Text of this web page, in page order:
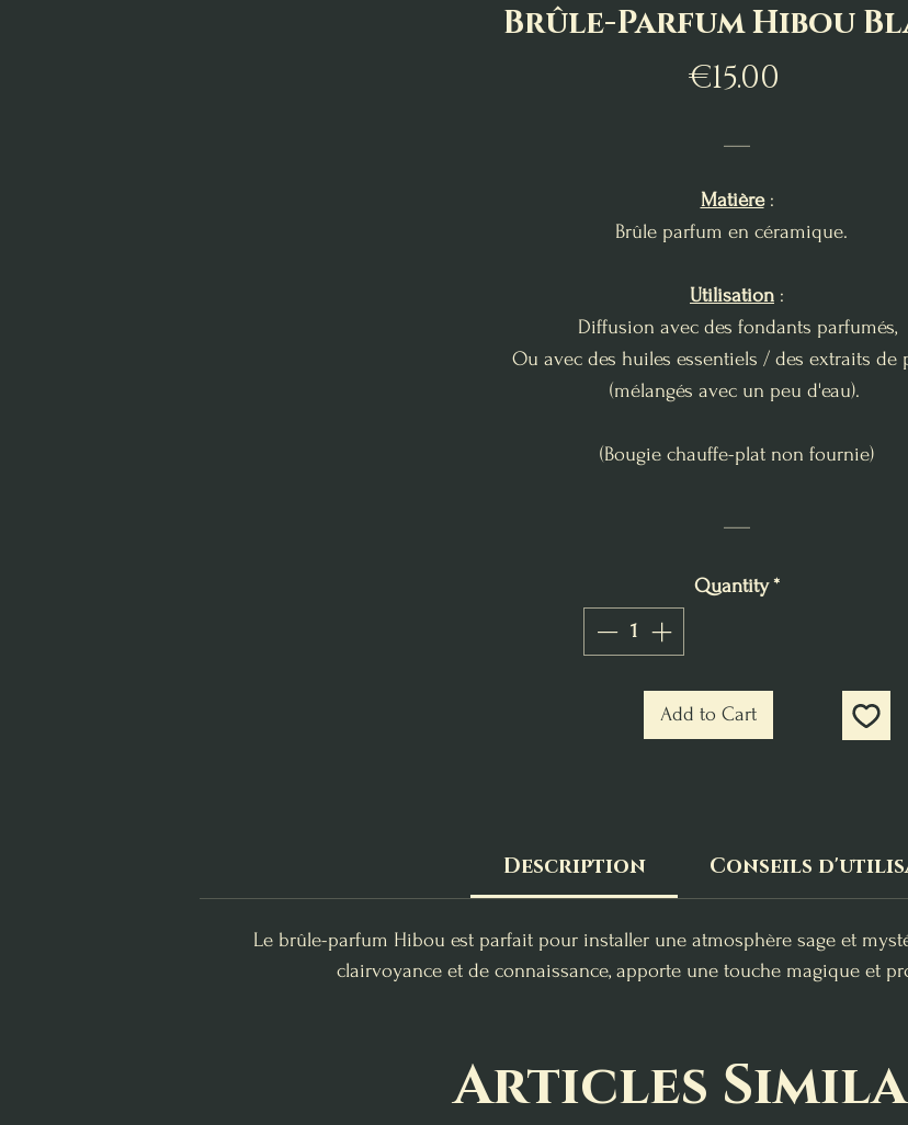
Brûle-Parfum Hibou
€15.00
Matière:
Brûle parfum en céramique.
Utilisation :
Diffusion avec des fondants parfumés,
Ou avec des huiles essentiels / des extraits de
(mélangés avec un peu d'eau).
(Bougie chauffe-plat non fournie)
Quantity*
Add to Cart
Description Conseils
Le brûle-parfum Hibou est parfait pour installer une atmosphère sage et
clairvoyance et de connaissance, apporte une touche magique et
Articles